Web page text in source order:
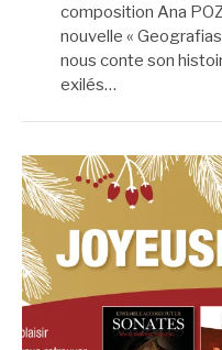
composition Ana
nouvelle «
nous conte son
exilés…